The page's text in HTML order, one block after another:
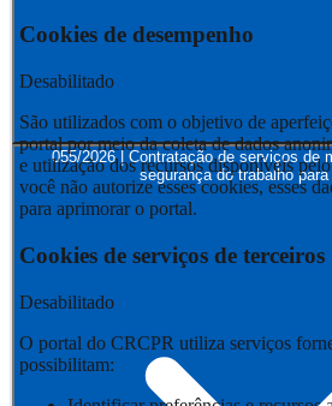
055/2026 | Contratação de serviços de
segurança do trabalho
Cookies de desempenho
Desabilitado
São utilizados com o objetivo de
portal por meio da coleta de dados
e utilização dos recursos disponíveis
você não autorize esses cookies, esses
para aprimorar o portal.
Cookies de serviços de terceiros
Desabilitado
O portal do CRCPR utiliza serviços
possibilitam: